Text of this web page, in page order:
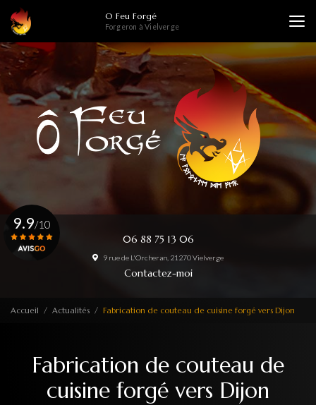
contenu
principal
O Feu Forgé
Forgeron à Vielverge
06 88 75 13 06
9 rue de L'Orcheran, 21270 Vielverge
Contactez-moi
9.9/10
Accueil Actualités Fabrication de couteau de cuisine forgé vers Dijon
Fabrication de couteau de
cuisine forgé vers Dijon